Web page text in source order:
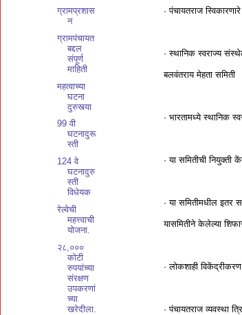
· पंचायतराज
· स्थानिक स्वराज्य
बलवंतराय मेहता समिती
· भारतामध्ये स्थानिक
· या समितीची
· या समितीमधील इतर
यासमितीने केलेल्या
· लोकशाही
· पंचायतराज व्यवस्था
ग्रामप्रशास
न
ग्रामपंचायत
बद्दल
संपूर्ण
माहिती
महत्वाच्या
घटना
दुरुस्त्या
99 वी
घटनादुरू
स्ती
124 वे
घटनादुरु
स्ती
विधेयक
रेल्वेची
महत्त्वाची
योजना.
२८,०००
कोटी
रुपयांच्या
संरक्षण
उपकरणां
च्या
खरेदीला.